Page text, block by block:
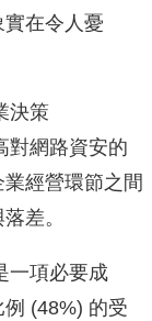
在令人憂
決策
對網路資安的
經營環節之間
差。
一項必要成
(48%) 的受